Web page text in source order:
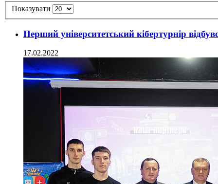
Показувати
Перший університетський кібертурнір
17.02.2022